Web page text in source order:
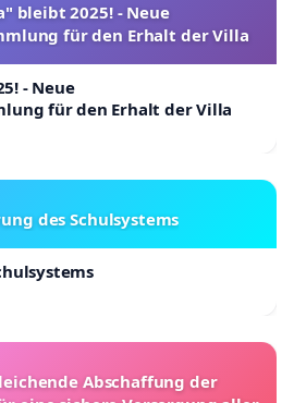
bleibt 2025! - Neue
für den Erhalt der Villa
- Neue
für den Erhalt der Villa
des Schulsystems
Abschaffung der